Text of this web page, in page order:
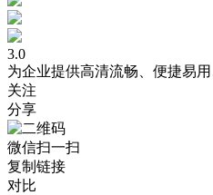
3.0
为企业提供高清流畅、便捷易
关注
分享
微信扫一扫
复制链接
对比